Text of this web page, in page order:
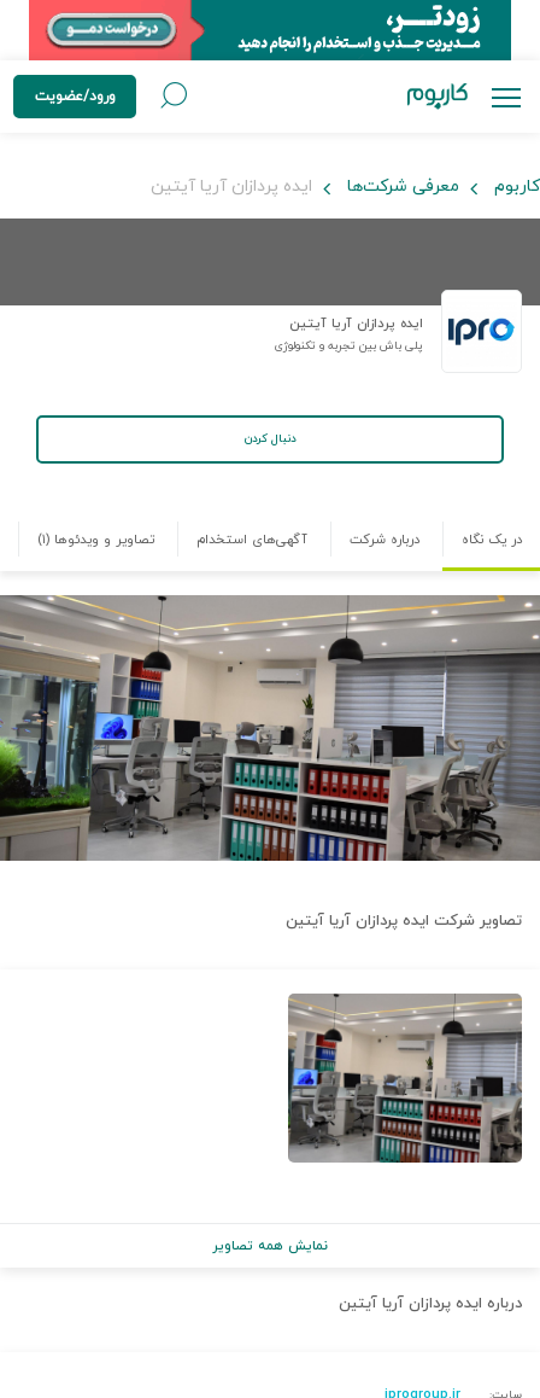
ورود/عضویت
کاربوم معرفی شرکت‌ها ایده پردازان آریا آیتین
ایده پردازان آریا آیتین
پلی باش بین تجربه و تکنولوژی
دنبال کردن
در یک نگاه درباره شرکت آگهی‌های استخدام تصاویر و ویدئوها (۱)
تصاویر شرکت ایده پردازان آریا آیتین
نمایش همه تصاویر
درباره ایده پردازان آریا آیتین
سایت: iprogroup.ir